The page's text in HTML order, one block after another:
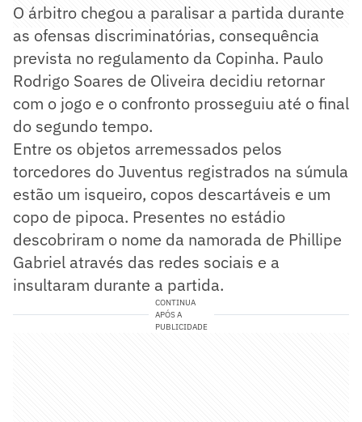
O árbitro chegou a paralisar a partida durante
as ofensas discriminatórias, consequência
prevista no regulamento da Copinha. Paulo
Rodrigo Soares de Oliveira decidiu retornar
com o jogo e o confronto prosseguiu até o final
do segundo tempo.
Entre os objetos arremessados pelos
torcedores do Juventus registrados na súmula
estão um isqueiro, copos descartáveis e um
copo de pipoca. Presentes no estádio
descobriram o nome da namorada de Phillipe
Gabriel através das redes sociais e a
insultaram durante a partida.
CONTINUA
APÓS A
PUBLICIDADE